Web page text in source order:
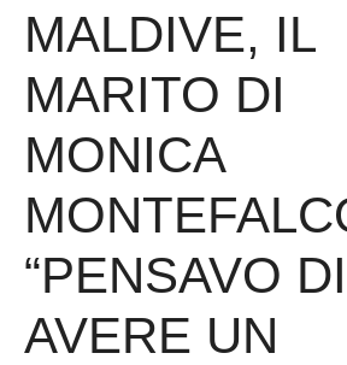
MALDIVE, IL
MARITO DI
MONICA
“PENSAVO DI
AVERE UN